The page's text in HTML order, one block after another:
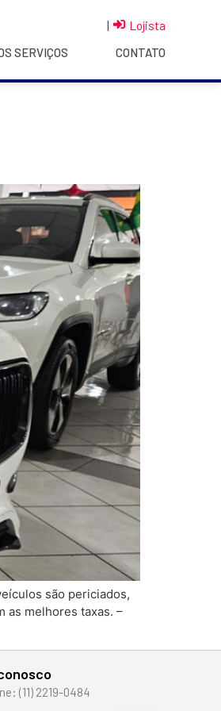
|
Lojista
SERVIÇOS CONTATO
são periciados,
as melhores taxas. –
(11) 2219-0484